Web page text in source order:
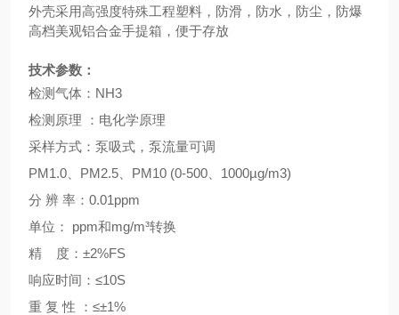
外壳采用高强度特殊工程塑料，防滑，防水，防尘，防爆
高档美观铝合金手提箱，便于存放
技术参数：
检测气体： NH3
检测原理
： 电化学原理
采样方式 ：泵吸式，泵流量可调
PM1.0、PM2.5、PM10 (0-500、1000µg/m3)
分 辨 率 ： 0.01ppm
单位：
ppm和mg/m³转换
精
度 ： ±2%FS
响应时间 ： ≤10S
重 复 性 ： ≤±1%